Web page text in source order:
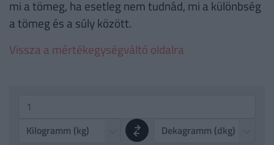
mi a tömeg, ha esetleg nem tudnád, mi a különbség
a tömeg és a súly között.
Vissza a mértékegységváltó oldalra